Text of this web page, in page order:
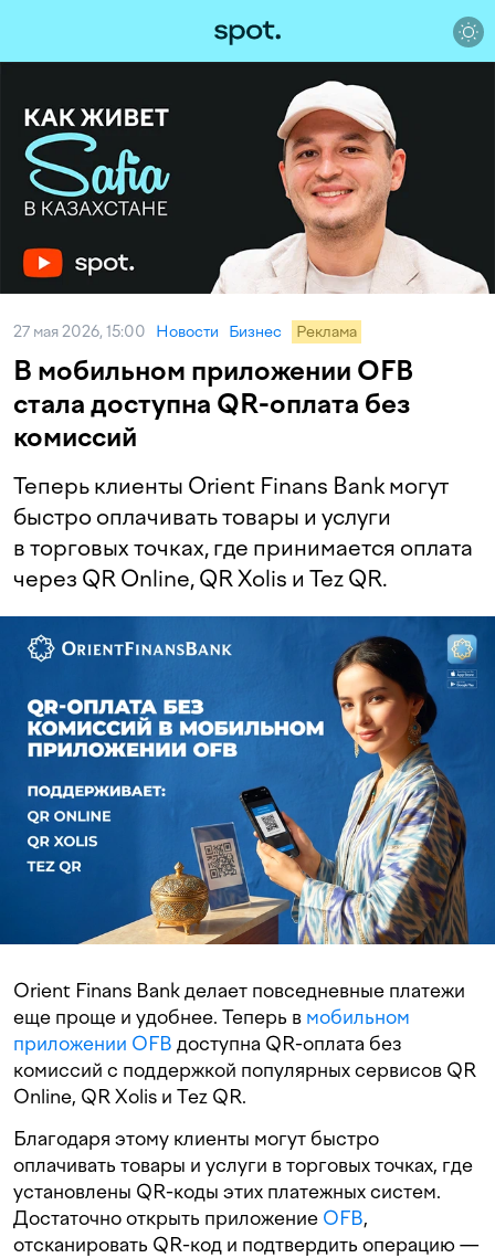
27 мая 2026, 15:00 Новости Бизнес Реклама
В мобильном приложении OFB
стала доступна QR-оплата без
комиссий
Теперь клиенты Orient Finans Bank могут
быстро оплачивать товары и услуги
в торговых точках, где принимается оплата
через QR Online, QR Xolis и Tez QR.
Orient Finans Bank делает повседневные платежи
еще проще и удобнее. Теперь в мобильном
приложении OFB доступна QR-оплата без
комиссий с поддержкой популярных сервисов QR
Online, QR Xolis и Tez QR.
Благодаря этому клиенты могут быстро
оплачивать товары и услуги в торговых точках, где
установлены QR-коды этих платежных систем.
Достаточно открыть приложение OFB,
отсканировать QR-код и подтвердить операцию —